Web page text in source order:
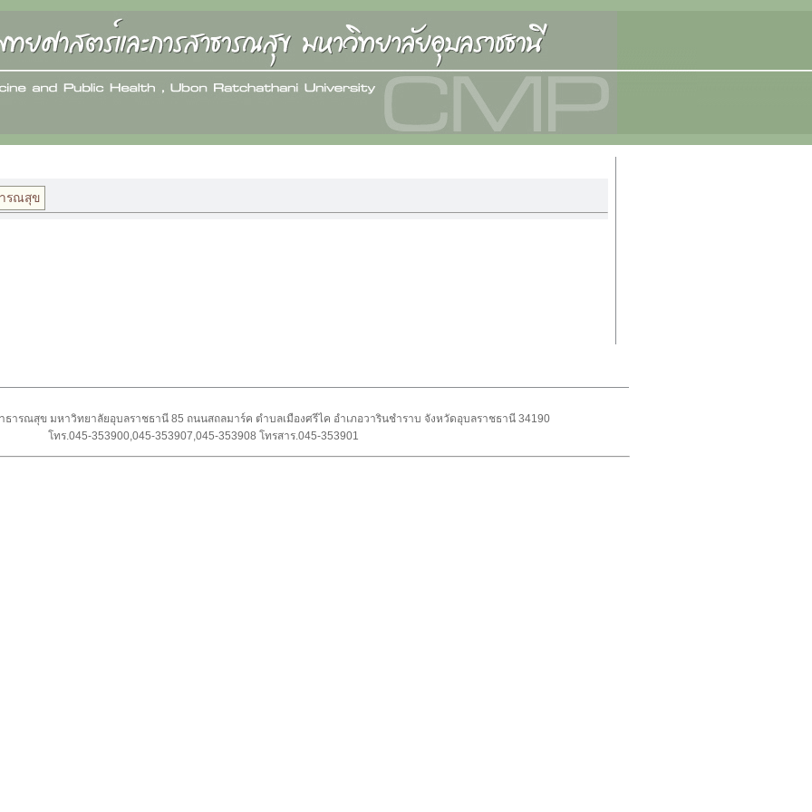
รณสุข
ารณสุข มหาวิทยาลัยอุบลราชธานี 85 ถนนสถลมาร์ค ตำบลเมืองศรีไค อำเภอวารินชำราบ จังหวัดอุบลราชธานี 34190
โทร.045-353900,045-353907,045-353908 โทรสาร.045-353901